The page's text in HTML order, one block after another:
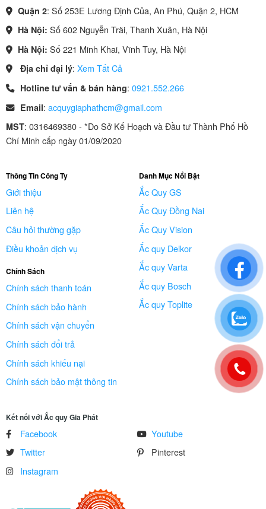
Quận 2: Số 253E Lương Định Của, An Phú, Quận 2, HCM
Hà Nội: Số 602 Nguyễn Trãi, Thanh Xuân, Hà Nội
Hà Nội: Số 221 Minh Khai, Vĩnh Tuy, Hà Nội
Địa chỉ đại lý: Xem Tất Cả
Hotline tư vấn & bán hàng: 0921.552.266
Email: acquygiaphathcm@gmail.com
MST: 0316469380 - *Do Sở Kế Hoạch và Đầu tư Thành Phố Hồ
Chí Minh cấp ngày 01/09/2020
Thông Tin Công Ty
Giới thiệu
Liên hệ
Câu hỏi thường gặp
Điều khoản dịch vụ
Chính Sách
Chính sách thanh toán
Chính sách bảo hành
Chính sách vận chuyển
Chính sách đổi trả
Chính sách khiếu nại
Chính sách bảo mật thông tin
Danh Mục Nổi Bật
Ắc Quy GS
Ắc Quy Đồng Nai
Ắc Quy Vision
Ắc quy Delkor
Ắc quy Varta
Ắc quy Bosch
Ắc quy Toplite
Kết nối với Ắc quy Gia Phát
Facebook
Twitter
Instagram
Youtube
Pinterest